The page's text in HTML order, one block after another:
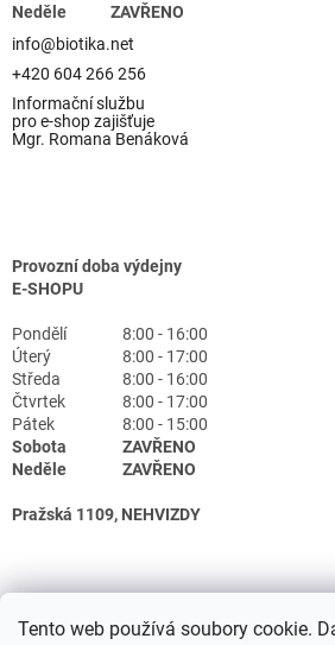
Tento web používá soubory cookie.
Neděle
ZAVŘENO
info@biotika.net
+420 604 266 256
Informační službu
pro e-shop zajišťuje
Mgr. Romana Benáková
Provozní doba výdejny
E-SHOPU
Pondělí
8:00 - 16:00
Úterý
8:00 - 17:00
Středa
8:00 - 16:00
Čtvrtek
8:00 - 17:00
Pátek
8:00 - 15:00
Sobota
ZAVŘENO
Neděle
ZAVŘENO
Pražská 1109, NEHVIZDY